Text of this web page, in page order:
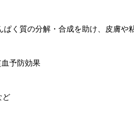
く質の分解・合成を助け、皮膚や
血予防効果
ど